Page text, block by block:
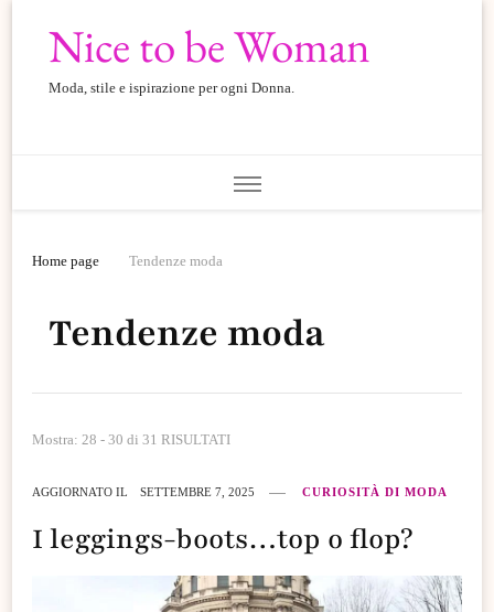
Nice to be Woman
Moda, stile e ispirazione per ogni Donna.
Home page Tendenze moda
Tendenze moda
Mostra: 28 - 30 di 31 RISULTATI
AGGIORNATO IL SETTEMBRE 7, 2025 CURIOSITÀ DI MODA
I leggings-boots…top o flop?